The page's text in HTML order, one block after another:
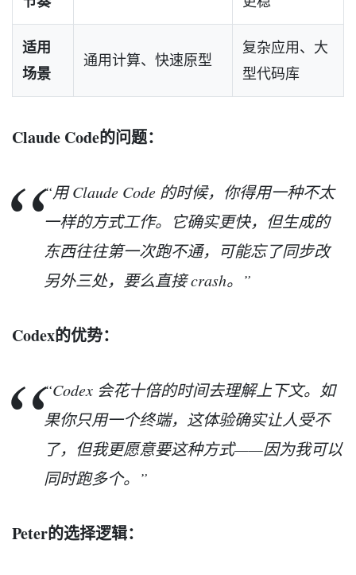
适用
场景
通用计算、快速原型
复杂应用、大
型代码库
Claude Code的问题：
“用 Claude Code 的时候，你得用一种不太
一样的方式工作。它确实更快，但生成的
东西往往第一次跑不通，可能忘了同步改
另外三处，要么直接 crash。”
Codex的优势：
“Codex 会花十倍的时间去理解上下文。如
果你只用一个终端，这体验确实让人受不
了，但我更愿意要这种方式——因为我可以
同时跑多个。”
Peter的选择逻辑：